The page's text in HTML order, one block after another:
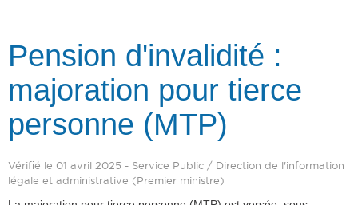
Pension d'invalidité :
majoration pour tierce
personne (MTP)
Vérifié le 01 avril 2025 - Service Public / Direction de l'information
légale et administrative (Premier ministre)